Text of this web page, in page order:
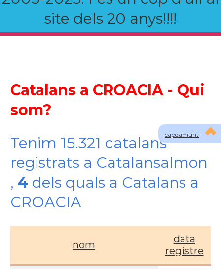
site dels 20 anys!!!!
capdamunt
Catalans a CROACIA - Qui
som?
Tenim 15.321 catalans
registrats a Catalansalmon
, 4 dels quals a Catalans a
CROACIA
nom
data
registre